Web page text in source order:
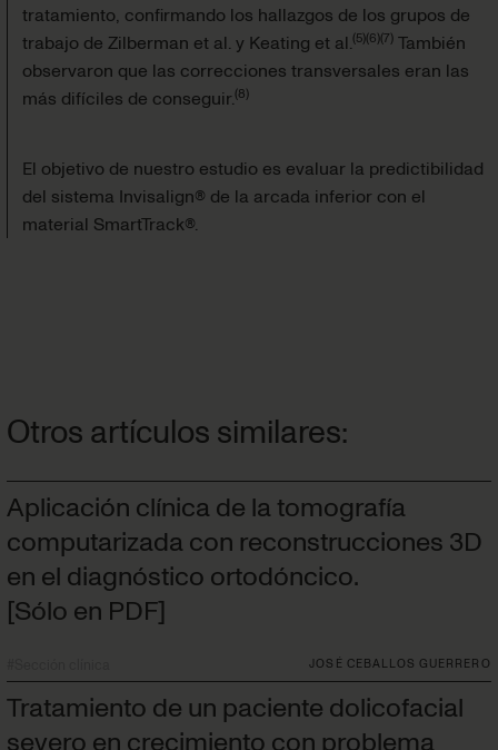
tratamiento, confirmando los hallazgos de los grupos de
trabajo de Zilberman et al. y Keating et al.(5)(6)(7) También
observaron que las correcciones transversales eran las
más difíciles de conseguir.(8)
El objetivo de nuestro estudio es evaluar la predictibilidad
del sistema Invisalign® de la arcada inferior con el
material SmartTrack®.
Otros artículos similares:
Aplicación clínica de la tomografía
computarizada con reconstrucciones 3D
en el diagnóstico ortodóncico.
[Sólo en PDF]
JOSÉ CEBALLOS GUERRERO
Tratamiento de un paciente dolicofacial
severo en crecimiento con problema